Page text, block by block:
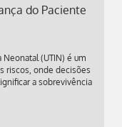
do Paciente
(UTIN) é um
riscos, onde decisões
a sobrevivência